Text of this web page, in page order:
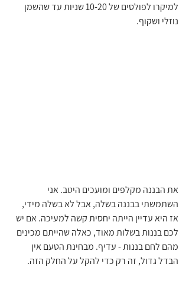
למיקרו לפולסים של 10-20 שניות עד שהשמן
נוזלי ושקוף.
את הבננה מקלפים ומועכים היטב. אני
השתמשתי בבננה בשלה, אבל לא בשלה מידי,
אז היא עדיין הייתה יחסית קשה למעיכה. אם יש
לכם בננות בשלות מאוד, כאלה שהייתם מכינים
מהם לחם בננות - עדיף. מבחינת הטעם אין
הבדל גדול, זה רק כדי להקל על החלק הזה.